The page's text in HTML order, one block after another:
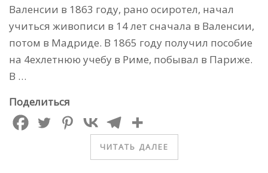
Валенсии в 1863 году, рано осиротел, начал
учиться живописи в 14 лет сначала в Валенсии,
потом в Мадриде. В 1865 году получил пособие
на 4ехлетнюю учебу в Риме, побывал в Париже.
В …
Поделиться
ЧИТАТЬ ДАЛЕЕ